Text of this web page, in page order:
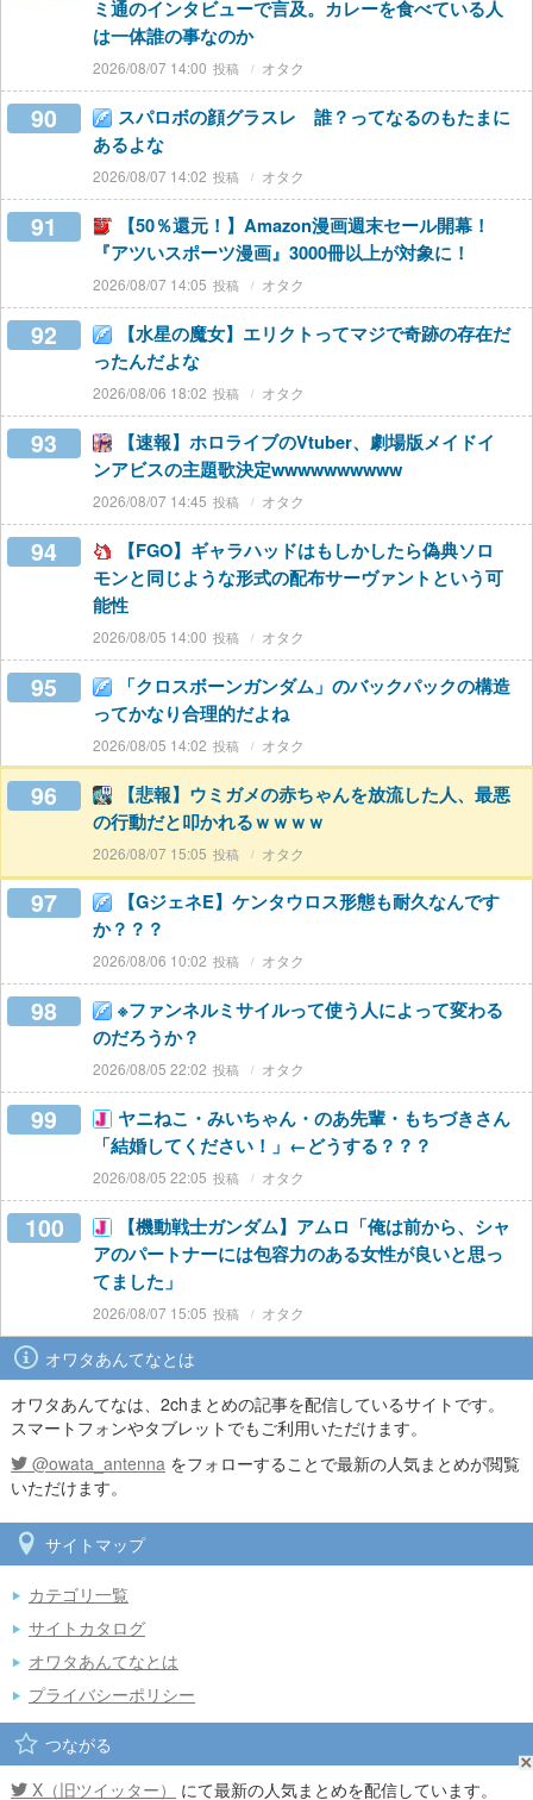
ミ通のインタビューで言及。カレーを食べている人
は一体誰の事なのか
2026/08/07 14:00 オタク
90
スパロボの顔グラスレ 誰？ってなるのもたまに
あるよな
2026/08/07 14:02 オタク
91
【50％還元！】Amazon漫画週末セール開幕！
『アツいスポーツ漫画』3000冊以上が対象に！
2026/08/07 14:05 オタク
92
【水星の魔女】エリクトってマジで奇跡の存在だ
ったんだよな
2026/08/06 18:02 オタク
93
【速報】ホロライブのVtuber、劇場版メイドイ
ンアビスの主題歌決定wwwwwwwwww
2026/08/07 14:45 オタク
94
【FGO】ギャラハッドはもしかしたら偽典ソロ
モンと同じような形式の配布サーヴァントという可
能性
2026/08/05 14:00 オタク
95
「クロスボーンガンダム」のバックパックの構造
ってかなり合理的だよね
2026/08/05 14:02 オタク
96
【悲報】ウミガメの赤ちゃんを放流した人、最悪
の行動だと叩かれるｗｗｗｗ
2026/08/07 15:05 オタク
97
【GジェネE】ケンタウロス形態も耐久なんです
か？？？
2026/08/06 10:02 オタク
98
※ファンネルミサイルって使う人によって変わる
のだろうか？
2026/08/05 22:02 オタク
99
ヤニねこ・みいちゃん・のあ先輩・もちづきさん
「結婚してください！」←どうする？？？
2026/08/05 22:05 オタク
100
【機動戦士ガンダム】アムロ「俺は前から、シャ
アのパートナーには包容力のある女性が良いと思っ
てました」
2026/08/07 15:05 オタク
オワタあんてなとは
オワタあんてなは、2chまとめの記事を配信しているサイトです。
スマートフォンやタブレットでもご利用いただけます。
@owata_antenna をフォローすることで最新の人気まとめが閲覧
いただけます。
サイトマップ
カテゴリ一覧
サイトカタログ
オワタあんてなとは
プライバシーポリシー
つながる
X（旧ツイッター）
にて最新の人気まとめを配信しています。